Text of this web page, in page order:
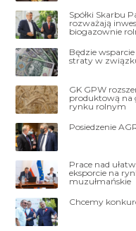
Spółki Skarbu
rozważają
biogazownie
Będzie
straty w
GK GPW
produktową na
rynku rolnym
Posiedzenie
Prace nad
eksporcie na
muzułmańskie
Chcemy